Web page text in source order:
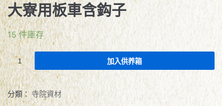
大寮用板車含鈎子
15 件庫存
加入供养箱
分類：寺院資材